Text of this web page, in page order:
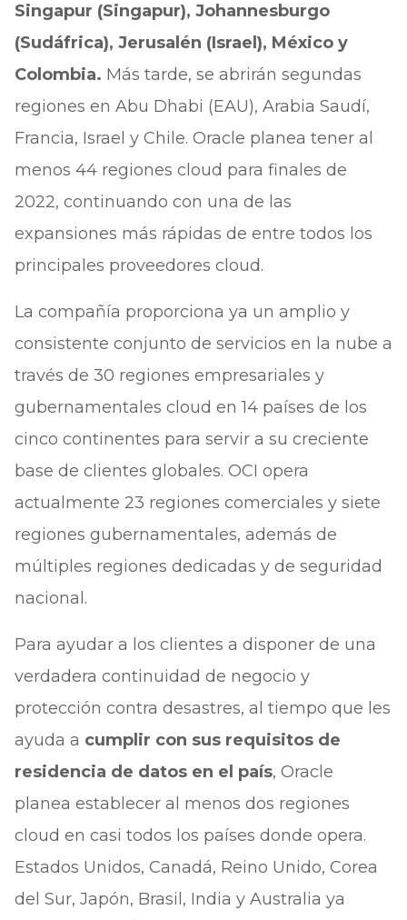
Singapur (Singapur), Johannesburgo
(Sudáfrica), Jerusalén (Israel), México y
Colombia. Más tarde, se abrirán segundas
regiones en Abu Dhabi (EAU), Arabia Saudí,
Francia, Israel y Chile. Oracle planea tener al
menos 44 regiones cloud para finales de
2022, continuando con una de las
expansiones más rápidas de entre todos los
principales proveedores cloud.
La compañía proporciona ya un amplio y
consistente conjunto de servicios en la nube a
través de 30 regiones empresariales y
gubernamentales cloud en 14 países de los
cinco continentes para servir a su creciente
base de clientes globales. OCI opera
actualmente 23 regiones comerciales y siete
regiones gubernamentales, además de
múltiples regiones dedicadas y de seguridad
nacional.
Para ayudar a los clientes a disponer de una
verdadera continuidad de negocio y
protección contra desastres, al tiempo que les
ayuda a cumplir con sus requisitos de
residencia de datos en el país, Oracle
planea establecer al menos dos regiones
cloud en casi todos los países donde opera.
Estados Unidos, Canadá, Reino Unido, Corea
del Sur, Japón, Brasil, India y Australia ya